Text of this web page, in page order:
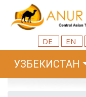
DE EN
УЗБЕКИСТАН